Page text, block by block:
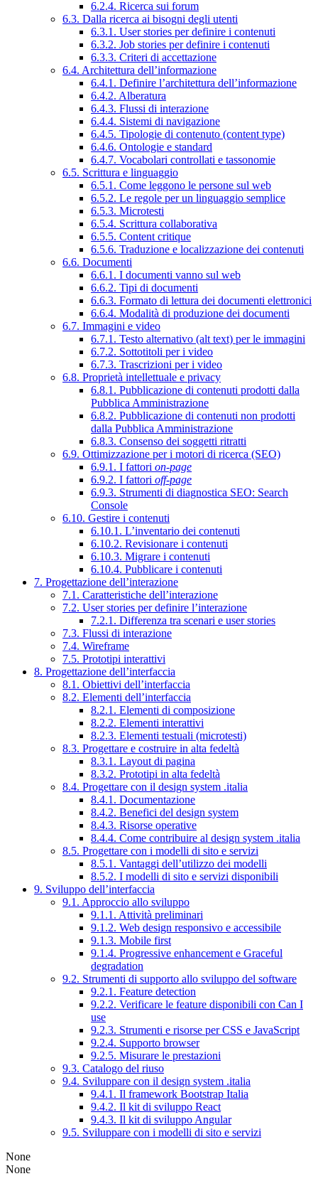
6.2.4. Ricerca sui forum
6.3. Dalla ricerca ai bisogni degli utenti
6.3.1. User stories per definire i contenuti
6.3.2. Job stories per definire i contenuti
6.3.3. Criteri di accettazione
6.4. Architettura dell’informazione
6.4.1. Definire l’architettura dell’informazione
6.4.2. Alberatura
6.4.3. Flussi di interazione
6.4.4. Sistemi di navigazione
6.4.5. Tipologie di contenuto (content type)
6.4.6. Ontologie e standard
6.4.7. Vocabolari controllati e tassonomie
6.5. Scrittura e linguaggio
6.5.1. Come leggono le persone sul web
6.5.2. Le regole per un linguaggio semplice
6.5.3. Microtesti
6.5.4. Scrittura collaborativa
6.5.5. Content critique
6.5.6. Traduzione e localizzazione dei contenuti
6.6. Documenti
6.6.1. I documenti vanno sul web
6.6.2. Tipi di documenti
6.6.3. Formato di lettura dei documenti elettronici
6.6.4. Modalità di produzione dei documenti
6.7. Immagini e video
6.7.1. Testo alternativo (alt text) per le immagini
6.7.2. Sottotitoli per i video
6.7.3. Trascrizioni per i video
6.8. Proprietà intellettuale e privacy
6.8.1. Pubblicazione di contenuti prodotti dalla
Pubblica Amministrazione
6.8.2. Pubblicazione di contenuti non prodotti
dalla Pubblica Amministrazione
6.8.3. Consenso dei soggetti ritratti
6.9. Ottimizzazione per i motori di ricerca (SEO)
6.9.1. I fattori on-page
6.9.2. I fattori off-page
6.9.3. Strumenti di diagnostica SEO: Search
Console
6.10. Gestire i contenuti
6.10.1. L’inventario dei contenuti
6.10.2. Revisionare i contenuti
6.10.3. Migrare i contenuti
6.10.4. Pubblicare i contenuti
7. Progettazione dell’interazione
7.1. Caratteristiche dell’interazione
7.2. User stories per definire l’interazione
7.2.1. Differenza tra scenari e user stories
7.3. Flussi di interazione
7.4. Wireframe
7.5. Prototipi interattivi
8. Progettazione dell’interfaccia
8.1. Obiettivi dell’interfaccia
8.2. Elementi dell’interfaccia
8.2.1. Elementi di composizione
8.2.2. Elementi interattivi
8.2.3. Elementi testuali (microtesti)
8.3. Progettare e costruire in alta fedeltà
8.3.1. Layout di pagina
8.3.2. Prototipi in alta fedeltà
8.4. Progettare con il design system .italia
8.4.1. Documentazione
8.4.2. Benefici del design system
8.4.3. Risorse operative
8.4.4. Come contribuire al design system .italia
8.5. Progettare con i modelli di sito e servizi
8.5.1. Vantaggi dell’utilizzo dei modelli
8.5.2. I modelli di sito e servizi disponibili
9. Sviluppo dell’interfaccia
9.1. Approccio allo sviluppo
9.1.1. Attività preliminari
9.1.2. Web design responsivo e accessibile
9.1.3. Mobile first
9.1.4. Progressive enhancement e Graceful
degradation
9.2. Strumenti di supporto allo sviluppo del software
9.2.1. Feature detection
9.2.2. Verificare le feature disponibili con Can I
use
9.2.3. Strumenti e risorse per CSS e JavaScript
9.2.4. Supporto browser
9.2.5. Misurare le prestazioni
9.3. Catalogo del riuso
9.4. Sviluppare con il design system .italia
9.4.1. Il framework Bootstrap Italia
9.4.2. Il kit di sviluppo React
9.4.3. Il kit di sviluppo Angular
9.5. Sviluppare con i modelli di sito e servizi
None
None